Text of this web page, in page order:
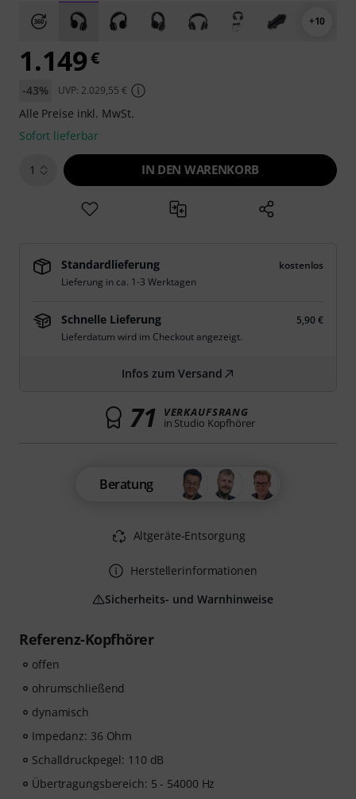
+10
Referenz-Kopfhörer
offen
ohrumschließend
dynamisch
Impedanz: 36 Ohm
Schalldruckpegel: 110 dB
Übertragungsbereich: 5 - 54000 Hz
1.149€
-43% UVP: 2.029,55 €
Alle Preise inkl. MwSt.
Sofort lieferbar
1 IN DEN WARENKORB
Standardlieferung
kostenlos
Lieferung in ca. 1-3 Werktagen
Schnelle Lieferung
5,90 €
Lieferdatum wird im Checkout angezeigt.
Infos zum Versand
71 VERKAUFSRANG
in Studio Kopfhörer
Beratung
Altgeräte-Entsorgung
Herstellerinformationen
Sicherheits- und Warnhinweise